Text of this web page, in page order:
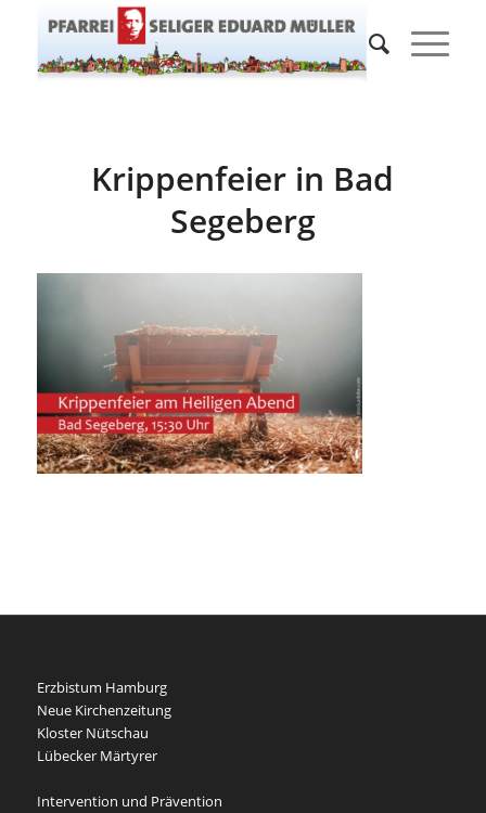
Krippenfeier in Bad
Segeberg
Erzbistum Hamburg
Neue Kirchenzeitung
Kloster Nütschau
Lübecker Märtyrer
Intervention und Prävention